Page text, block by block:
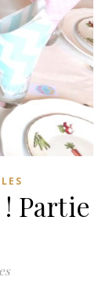
Partie